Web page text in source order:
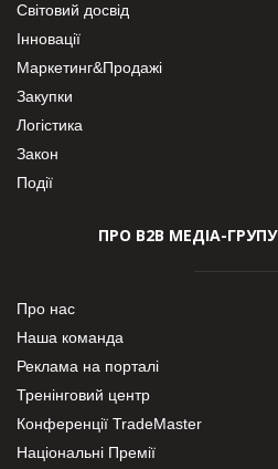
Світовий досвід
Інновації
Маркетинг&Продажі
Закупки
Логістика
Закон
Події
ПРО В2В МЕДІА-ГРУПУ
Про нас
Наша команда
Реклама на порталі
Тренінговий центр
Конференції TradeMaster
Національні Премії